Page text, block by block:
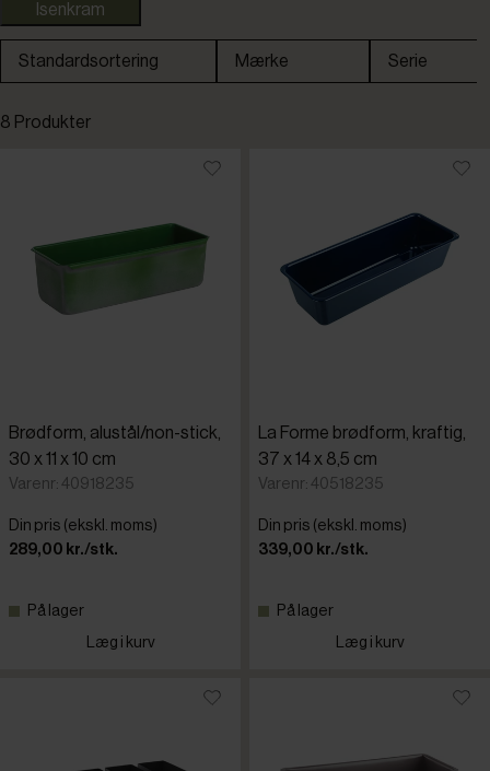
Isenkram
Standardsortering Mærke
Zenker
Serie
8 Produkter
Brødform, alustål/non-stick,
30 x 11 x 10 cm
Varenr: 40918235
Din pris (ekskl. moms)
289,00 kr./stk.
På lager
Læg i kurv
La Forme brødform, kraftig,
37 x 14 x 8,5 cm
Varenr: 40518235
Din pris (ekskl. moms)
339,00 kr./stk.
På lager
Læg i kurv